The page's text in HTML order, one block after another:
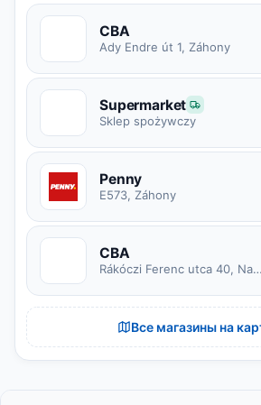
CBA
Ady Endre út 1, Záhony
Supermarket
Sklep spożywczy
Penny
E573, Záhony
CBA
Rákóczi Ferenc utca 40, Nagyvarsány
Все магазины на